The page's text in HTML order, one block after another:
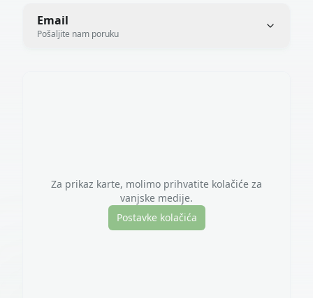
Email
Pošaljite nam poruku
Za prikaz karte, molimo prihvatite kolačiće za
vanjske medije.
Postavke kolačića